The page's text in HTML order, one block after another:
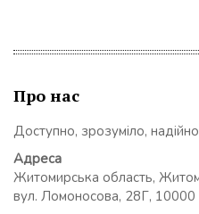
Про нас
Доступно, зрозуміло,
Адреса
Житомирська область,
вул. Ломоносова, 28Г, 10000